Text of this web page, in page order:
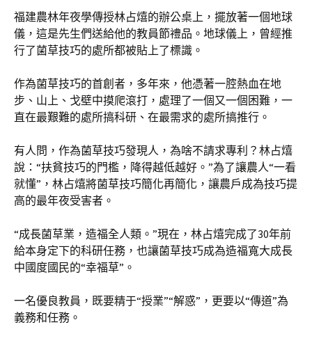
福建農林年夜學傳授林占熺的辦公桌上，擺放著一個地球
儀，這是先生們送給他的教員節禮品。地球儀上，曾經推
行了菌草技巧的處所都被貼上了標識。
作為菌草技巧的首創者，多年來，他憑著一腔熱血在地
步、山上、戈壁中摸爬滾打，處理了一個又一個困難，一
直在最艱難的處所搞科研、在最需求的處所搞推行。
有人問，作為菌草技巧發現人，為啥不請求專利？林占熺
說：“扶貧技巧的門檻，降得越低越好。”為了讓農人“一看
就懂”，林占熺將菌草技巧簡化再簡化，讓農戶成為技巧提
高的最年夜受害者。
“成長菌草業，造福全人類。”現在，林占熺完成了30年前
給本身定下的科研任務，也讓菌草技巧成為造福寬大成長
中國度國民的“幸福草”。
一名優良教員，既要精于“授業”“解惑”，更要以“傳道”為
義務和任務。